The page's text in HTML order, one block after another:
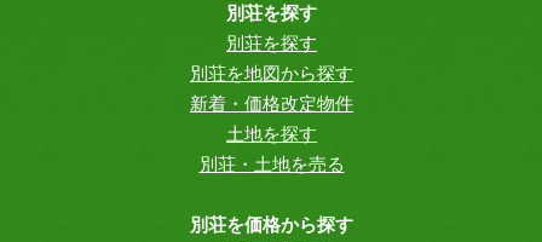
別荘を探す
別荘を探す
別荘を地図から探す
新着・価格改定物件
土地を探す
別荘・土地を売る
別荘を価格から探す